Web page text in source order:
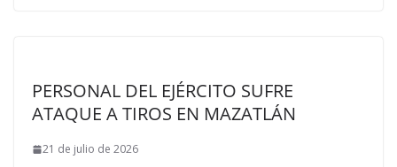
PERSONAL DEL EJÉRCITO SUFRE
ATAQUE A TIROS EN MAZATLÁN
21 de julio de 2026